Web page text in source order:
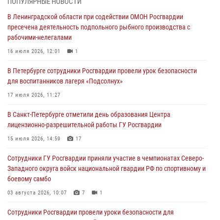
В Центральном районе росгвардейцы оперативно задержали
хулигана, стрелявшего из пускового устройства рядом с жилыми
домами
06 августа 2026, 11:36
Сотрудники и военнослужащие Росгвардии обеспечили
правопорядок при проведении матча "Зенит" - "Балтика"
06 августа 2026, 07:30
В Выборгском районе наряд Росгвардии обнаружил
разыскиваемый преступный автотранспорт
05 августа 2026, 12:25 2
Петербургские росгвардейцы обнаружили объявленный в розыск
автомобиль, ранее использовавшийся при совершении кражи в
Ленобласти
04 августа 2026, 14:05
В Ленинградской области при содействии ОМОН Росгвардии
пресечена деятельность подпольного рыбного производства с
рабочими-нелегалами
16 июля 2026, 12:01 1
В Петербурге сотрудники Росгвардии провели урок безопасности
для воспитанников лагеря «Подсолнух»
17 июля 2026, 11:27
В Санкт-Петербурге отметили день образования Центра
лицензионно-разрешительной работы ГУ Росгвардии
15 июля 2026, 14:59 17
Сотрудники ГУ Росгвардии приняли участие в чемпионатах Северо-
Западного округа войск национальной гвардии РФ по спортивному и
боевому самбо
03 августа 2026, 10:07 7 1
Сотрудники Росгвардии провели уроки безопасности для